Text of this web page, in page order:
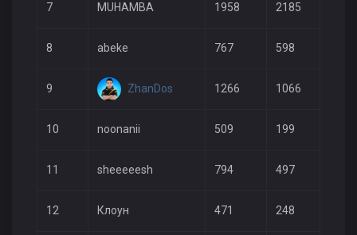
7 MUHAMBA 1958 2185
8 abeke 767 598
9 ZhanDos 1266 1066
10 noonanii 509 199
11 sheeeeesh 794 497
12 Клоун 471 248